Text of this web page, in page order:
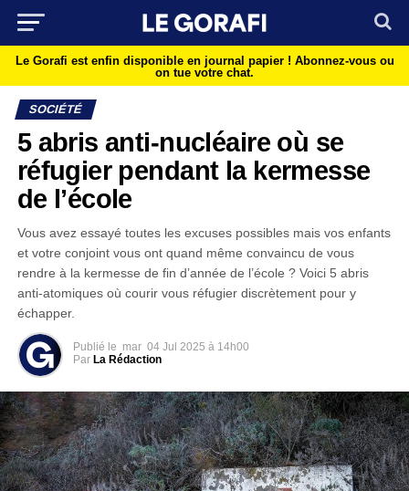
Le Gorafi est enfin disponible en journal papier ! Abonnez-vous ou
on tue votre chat.
SOCIÉTÉ
5 abris anti-nucléaire où se
réfugier pendant la kermesse
de l’école
Vous avez essayé toutes les excuses possibles mais vos enfants
et votre conjoint vous ont quand même convaincu de vous
rendre à la kermesse de fin d’année de l’école ? Voici 5 abris
anti-atomiques où courir vous réfugier discrètement pour y
échapper.
Publié le mar 04 Jul 2025 à 14h00
Par La Rédaction